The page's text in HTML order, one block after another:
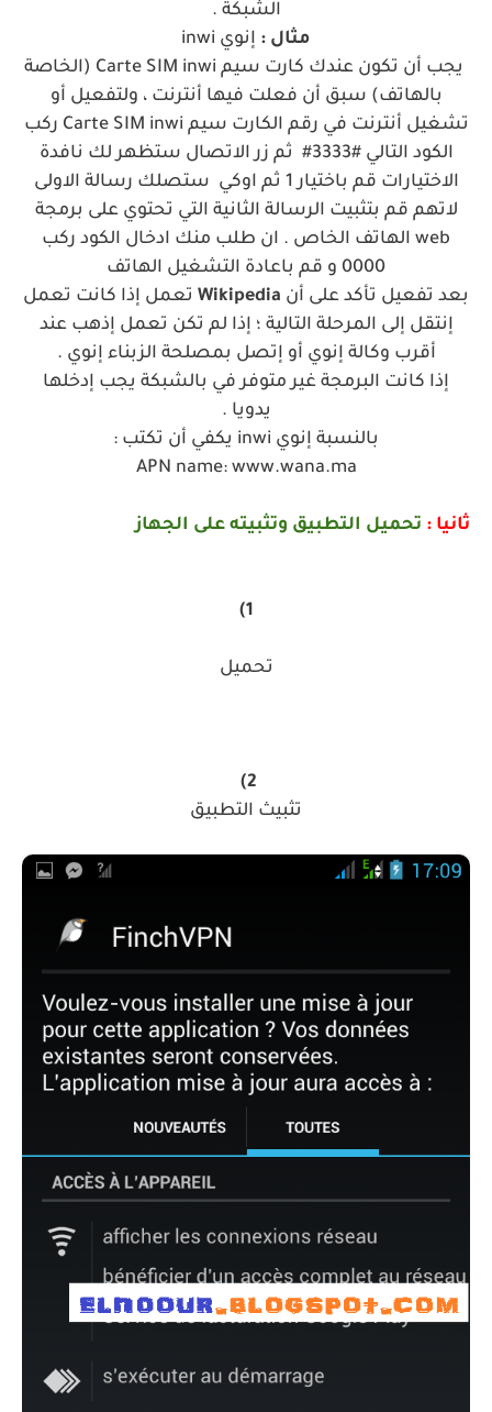
الشبكة .
مثال : إنوي inwi
يجب أن تكون عندك كارت سيم Carte SIM inwi (الخاصة
بالهاتف) سبق أن فعلت فيها أنترنت ، ولتفعيل أو
تشغيل أنترنت في رقم الكارت سيم Carte SIM inwi ركب
الكود التالي #3333# ثم زر الاتصال ستظهر لك نافدة
الاختيارات قم باختيار 1 ثم اوكي ستصلك رسالة الاولى
لاتهم قم بتثبيت الرسالة الثانية التي تحتوي على برمجة
web الهاتف الخاص . ان طلب منك ادخال الكود ركب
0000 و قم باعادة التشغيل الهاتف
بعد تفعيل تأكد على أن Wikipedia تعمل إذا كانت تعمل
إنتقل إلى المرحلة التالية ؛ إذا لم تكن تعمل إذهب عند
أقرب وكالة إنوي أو إتصل بمصلحة الزبناء إنوي .
إذا كانت البرمجة غير متوفر في بالشبكة يجب إدخلها
يدويا .
بالنسبة إنوي inwi يكفي أن تكتب :
APN name: www.wana.ma
ثانيا : تحميل التطبيق وتثبيته على الجهاز
(1
تحميل
(2
تثبيث التطبيق